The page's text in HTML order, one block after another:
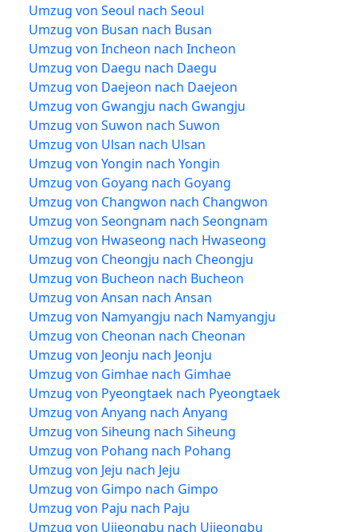
Umzug von Seoul nach Seoul
Umzug von Busan nach Busan
Umzug von Incheon nach Incheon
Umzug von Daegu nach Daegu
Umzug von Daejeon nach Daejeon
Umzug von Gwangju nach Gwangju
Umzug von Suwon nach Suwon
Umzug von Ulsan nach Ulsan
Umzug von Yongin nach Yongin
Umzug von Goyang nach Goyang
Umzug von Changwon nach Changwon
Umzug von Seongnam nach Seongnam
Umzug von Hwaseong nach Hwaseong
Umzug von Cheongju nach Cheongju
Umzug von Bucheon nach Bucheon
Umzug von Ansan nach Ansan
Umzug von Namyangju nach Namyangju
Umzug von Cheonan nach Cheonan
Umzug von Jeonju nach Jeonju
Umzug von Gimhae nach Gimhae
Umzug von Pyeongtaek nach Pyeongtaek
Umzug von Anyang nach Anyang
Umzug von Siheung nach Siheung
Umzug von Pohang nach Pohang
Umzug von Jeju nach Jeju
Umzug von Gimpo nach Gimpo
Umzug von Paju nach Paju
Umzug von Uijeongbu nach Uijeongbu